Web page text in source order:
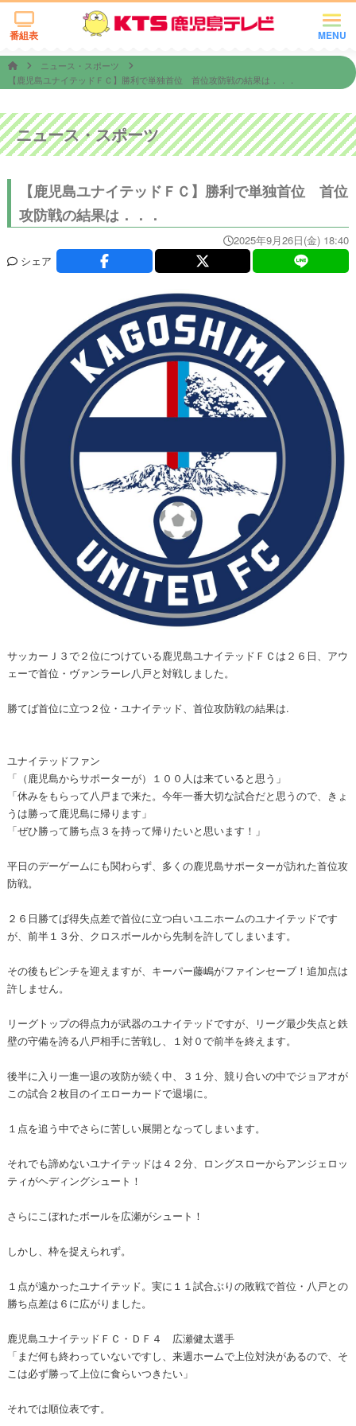
MENU
番組表
ニュース・スポーツ
【鹿児島ユナイテッドＦＣ】勝利で単独首位 首位攻防戦の結果は．．．
ニュース・スポーツ
【鹿児島ユナイテッドＦＣ】勝利で単独首位 首位
攻防戦の結果は．．．
2025年9月26日(金) 18:40
シェア
サッカーＪ３で２位につけている鹿児島ユナイテッドＦＣは２６日、アウ
ェーで首位・ヴァンラーレ八戸と対戦しました。
勝てば首位に立つ２位・ユナイテッド、首位攻防戦の結果は.
ユナイテッドファン
「（鹿児島からサポーターが）１００人は来ていると思う」
「休みをもらって八戸まで来た。今年一番大切な試合だと思うので、きょ
うは勝って鹿児島に帰ります」
「ぜひ勝って勝ち点３を持って帰りたいと思います！」
平日のデーゲームにも関わらず、多くの鹿児島サポーターが訪れた首位攻
防戦。
２６日勝てば得失点差で首位に立つ白いユニホームのユナイテッドです
が、前半１３分、クロスボールから先制を許してしまいます。
その後もピンチを迎えますが、キーパー藤嶋がファインセーブ！追加点は
許しません。
リーグトップの得点力が武器のユナイテッドですが、リーグ最少失点と鉄
壁の守備を誇る八戸相手に苦戦し、１対０で前半を終えます。
後半に入り一進一退の攻防が続く中、３１分、競り合いの中でジョアオが
この試合２枚目のイエローカードで退場に。
１点を追う中でさらに苦しい展開となってしまいます。
それでも諦めないユナイテッドは４２分、ロングスローからアンジェロッ
ティがヘディングシュート！
さらにこぼれたボールを広瀬がシュート！
しかし、枠を捉えられず。
１点が遠かったユナイテッド。実に１１試合ぶりの敗戦で首位・八戸との
勝ち点差は６に広がりました。
鹿児島ユナイテッドＦＣ・ＤＦ４ 広瀬健太選手
「まだ何も終わっていないですし、来週ホームで上位対決があるので、そ
こは必ず勝って上位に食らいつきたい」
それでは順位表です。